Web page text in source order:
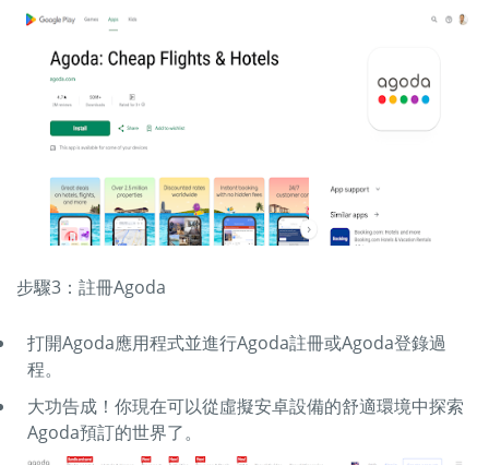
步驟3：註冊Agoda
打開Agoda應用程式並進行Agoda註冊或Agoda登錄過
程。
大功告成！你現在可以從虛擬安卓設備的舒適環境中探索
Agoda預訂的世界了。